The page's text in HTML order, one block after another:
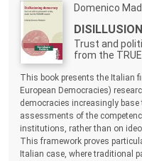
Autori:
Domenico
Titolo:
Trust and
from the
Sommario:
This book presents the Italian
European Democracies)
democracies increasingly
assessments of the
institutions, rather than on
This framework proves
Italian case, where traditional